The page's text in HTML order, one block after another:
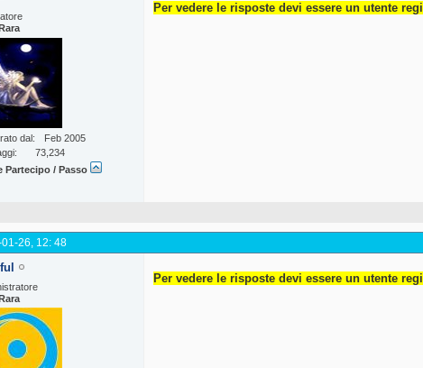
dal
Feb 2005
73,234
Partecipo / Passo
Per vedere le risposte devi essere un utente
26, 12: 48
Per vedere le risposte devi essere un utente